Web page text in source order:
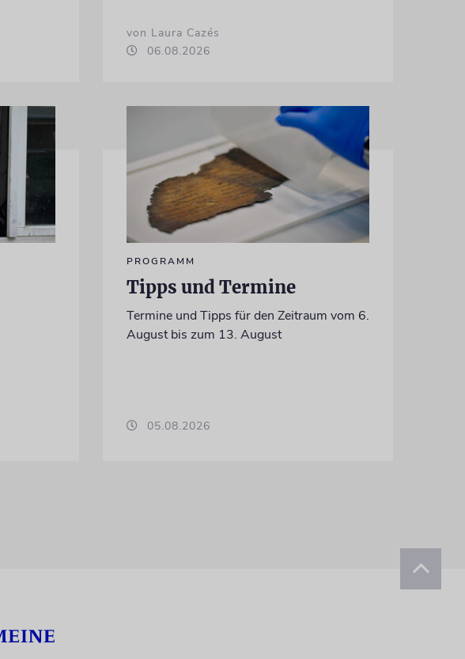
von Laura Cazés
06.08.2026
PROGRAMM
Tipps und Termine
Termine und Tipps für den Zeitraum vom 6.
August bis zum 13. August
05.08.2026